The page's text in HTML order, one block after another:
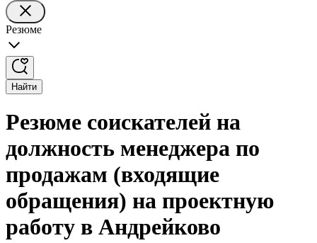
Резюме
Найти
Резюме соискателей на
должность менеджера по
продажам (входящие
обращения) на проектную
работу в Андрейково